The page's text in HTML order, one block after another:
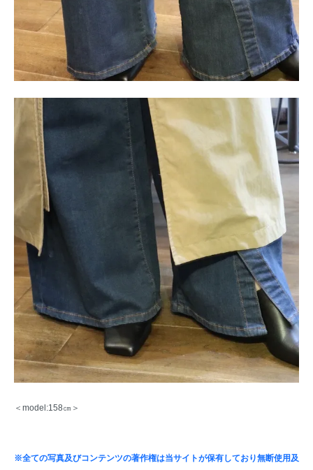
＜model:158㎝＞
※全ての写真及びコンテンツの著作権は当サイトが保有しており無断使用及